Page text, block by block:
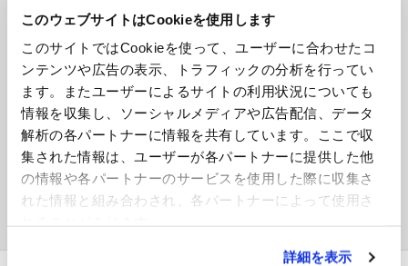
このウェブサイトはCookieを使用します
このサイトではCookieを使って、ユーザーに合わせたコ
ンテンツや広告の表示、トラフィックの分析を行ってい
ます。またユーザーによるサイトの利用状況についても
情報を収集し、ソーシャルメディアや広告配信、データ
解析の各パートナーに情報を共有しています。ここで収
集された情報は、ユーザーが各パートナーに提供した他
の情報や各パートナーのサービスを使用した際に収集さ
れた情報と組み合わされ、各パートナーによって使用さ
詳細を表示
イギリスの人事部（リーガル記事）
今月のリーガル記事（English）
横断的人事セミナー
アーカイブ
ア